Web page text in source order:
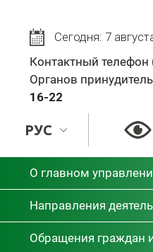
Сегодня: 7
Контактный телефон
Органов
16-22
РУС
О главном
Направления
Обращения граждан